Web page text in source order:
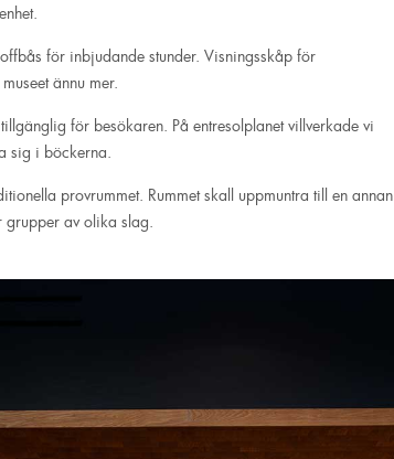
för inbjudande stunder. Visningsskåp för
ännu mer.
för besökaren. På entresolplanet villverkade vi
sig i böckerna.
provrummet. Rummet skall uppmuntra till en annan
grupper av olika slag.